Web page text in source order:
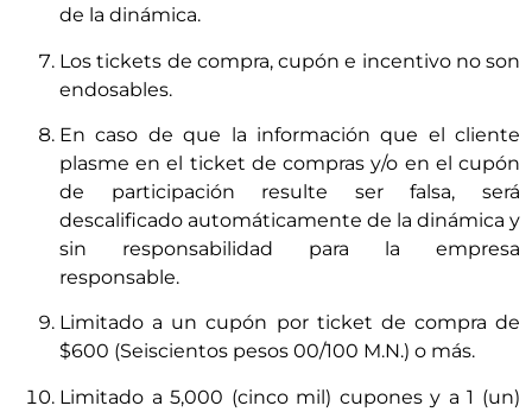
de la dinámica.
Los tickets de compra, cupón e incentivo no son
endosables.
En caso de que la información que el cliente
plasme en el ticket de compras y/o en el cupón
de participación resulte ser falsa, será
descalificado automáticamente de la dinámica y
sin responsabilidad para la empresa
responsable.
Limitado a un cupón por ticket de compra de
$600 (Seiscientos pesos 00/100 M.N.) o más.
Limitado a 5,000 (cinco mil) cupones y a 1 (un)